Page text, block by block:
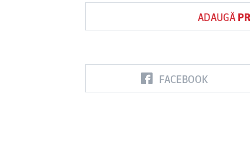
ADAUGĂ
FACEBOOK